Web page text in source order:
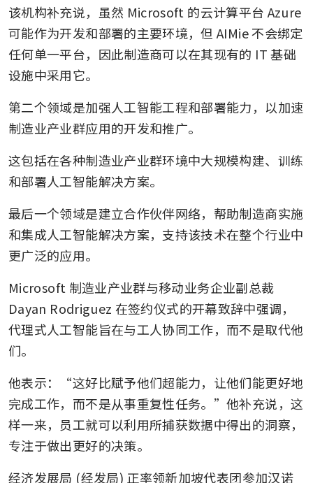
该机构补充说，虽然 Microsoft 的云计算平台 Azure
可能作为开发和部署的主要环境，但 AIMie 不会绑定
任何单一平台，因此制造商可以在其现有的 IT 基础
设施中采用它。
第二个领域是加强人工智能工程和部署能力，以加速
制造业产业群应用的开发和推广。
这包括在各种制造业产业群环境中大规模构建、训练
和部署人工智能解决方案。
最后一个领域是建立合作伙伴网络，帮助制造商实施
和集成人工智能解决方案，支持该技术在整个行业中
更广泛的应用。
Microsoft 制造业产业群与移动业务企业副总裁
Dayan Rodriguez 在签约仪式的开幕致辞中强调，
代理式人工智能旨在与工人协同工作，而不是取代他
们。
他表示：“这好比赋予他们超能力，让他们能更好地
完成工作，而不是从事重复性任务。”他补充说，这
样一来，员工就可以利用所捕获数据中得出的洞察，
专注于做出更好的决策。
经济发展局 (经发局) 正率领新加坡代表团参加汉诺